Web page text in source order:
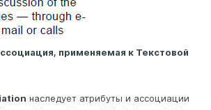
применяемая к Текстовой
наследует атрибуты и ассоциации